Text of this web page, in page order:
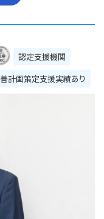
認定支援機関
計画策定支援実績あり